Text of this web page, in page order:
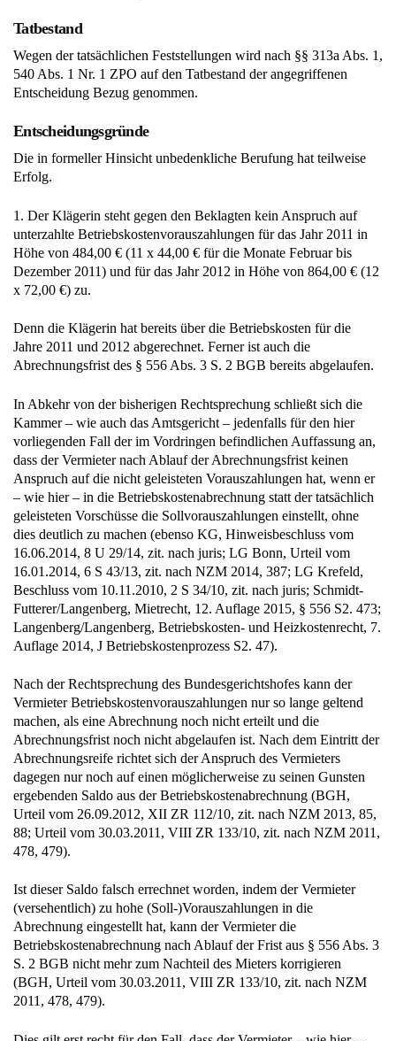
Wegen der tatsächlichen Feststellungen wird nach §§ 313a Abs. 1,
540 Abs. 1 Nr. 1 ZPO auf den Tatbestand der angegriffenen
Entscheidung Bezug genommen.
Entscheidungsgründe
Die in formeller Hinsicht unbedenkliche Berufung hat teilweise
Erfolg.
1. Der Klägerin steht gegen den Beklagten kein Anspruch auf
unterzahlte Betriebskostenvorauszahlungen für das Jahr 2011 in
Höhe von 484,00 € (11 x 44,00 € für die Monate Februar bis
Dezember 2011) und für das Jahr 2012 in Höhe von 864,00 € (12
x 72,00 €) zu.
Denn die Klägerin hat bereits über die Betriebskosten für die
Jahre 2011 und 2012 abgerechnet. Ferner ist auch die
Abrechnungsfrist des § 556 Abs. 3 S. 2 BGB bereits abgelaufen.
In Abkehr von der bisherigen Rechtsprechung schließt sich die
Kammer – wie auch das Amtsgericht – jedenfalls für den hier
vorliegenden Fall der im Vordringen befindlichen Auffassung an,
dass der Vermieter nach Ablauf der Abrechnungsfrist keinen
Anspruch auf die nicht geleisteten Vorauszahlungen hat, wenn er
– wie hier – in die Betriebskostenabrechnung statt der tatsächlich
geleisteten Vorschüsse die Sollvorauszahlungen einstellt, ohne
dies deutlich zu machen (ebenso KG, Hinweisbeschluss vom
16.06.2014, 8 U 29/14, zit. nach juris; LG Bonn, Urteil vom
16.01.2014, 6 S 43/13, zit. nach NZM 2014, 387; LG Krefeld,
Beschluss vom 10.11.2010, 2 S 34/10, zit. nach juris; Schmidt-
Futterer/Langenberg, Mietrecht, 12. Auflage 2015, § 556 S2. 473;
Langenberg/Langenberg, Betriebskosten- und Heizkostenrecht, 7.
Auflage 2014, J Betriebskostenprozess S2. 47).
Nach der Rechtsprechung des Bundesgerichtshofes kann der
Vermieter Betriebskostenvorauszahlungen nur so lange geltend
machen, als eine Abrechnung noch nicht erteilt und die
Abrechnungsfrist noch nicht abgelaufen ist. Nach dem Eintritt der
Abrechnungsreife richtet sich der Anspruch des Vermieters
dagegen nur noch auf einen möglicherweise zu seinen Gunsten
ergebenden Saldo aus der Betriebskostenabrechnung (BGH,
Urteil vom 26.09.2012, XII ZR 112/10, zit. nach NZM 2013, 85,
88; Urteil vom 30.03.2011, VIII ZR 133/10, zit. nach NZM 2011,
478, 479).
Ist dieser Saldo falsch errechnet worden, indem der Vermieter
(versehentlich) zu hohe (Soll-)Vorauszahlungen in die
Abrechnung eingestellt hat, kann der Vermieter die
Betriebskostenabrechnung nach Ablauf der Frist aus § 556 Abs. 3
S. 2 BGB nicht mehr zum Nachteil des Mieters korrigieren
(BGH, Urteil vom 30.03.2011, VIII ZR 133/10, zit. nach NZM
2011, 478, 479).
Dies gilt erst recht für den Fall, dass der Vermieter – wie hier –
bewusst zu hohe Vorauszahlungen in die Abrechnung eingestellt